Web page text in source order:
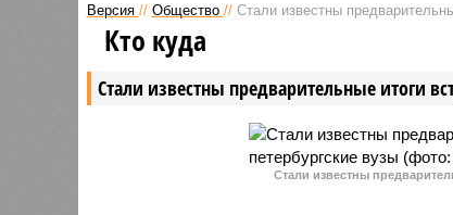
Версия // Общество // Стали известны
Стали известны предварительные итоги
Кто куда
Стали известны